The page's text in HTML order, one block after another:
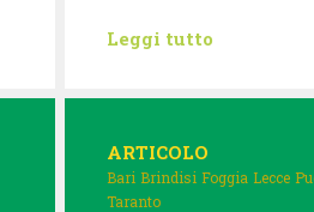
Leggi tutto
ARTICOLO
Bari Brindisi Foggia Lecce
Taranto